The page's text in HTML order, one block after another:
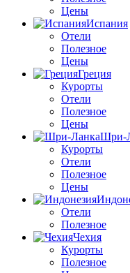
Цены
Испания
Отели
Полезное
Цены
Греция
Курорты
Отели
Полезное
Цены
Шри-
Курорты
Отели
Полезное
Цены
Отели
Полезное
Чехия
Курорты
Полезное